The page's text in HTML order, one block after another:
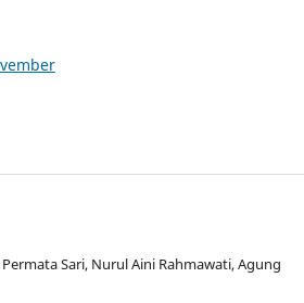
Sari, Nurul Aini Rahmawati, Agung